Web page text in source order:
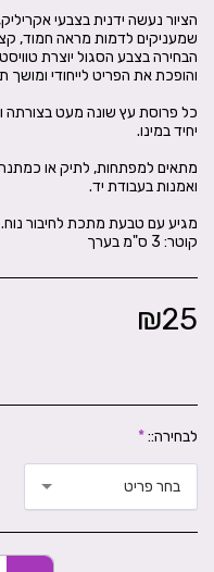
הציור נעשה ידנית בצבעי
הבחירה בצבע הסגול יוצרת
כל פרוסת עץ שונה מעט בצורתה
מתאים למפתחות, לתיק או
קוטר: 3 ס"מ בערך
₪25
לבחירה::*
בחר פריט